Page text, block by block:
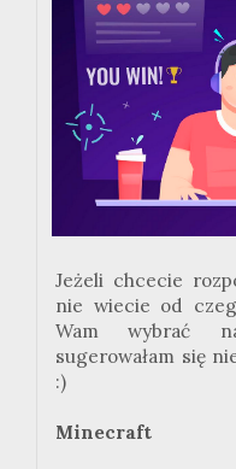
Jeżeli chcecie
nie wiecie od
Wam wybrać
sugerowałam się
:)
Minecraft